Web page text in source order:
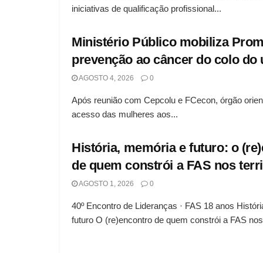
iniciativas de qualificação profissional...
Ministério Público mobiliza
prevenção ao câncer do colo do
AGOSTO 4, 2026 0
Após reunião com Cepcolu e FCecon, órgão
acesso das mulheres aos...
História, memória e futuro: o
de quem constrói a FAS nos
AGOSTO 1, 2026 0
40º Encontro de Lideranças · FAS 18 anos
futuro O (re)encontro de quem constrói a FAS